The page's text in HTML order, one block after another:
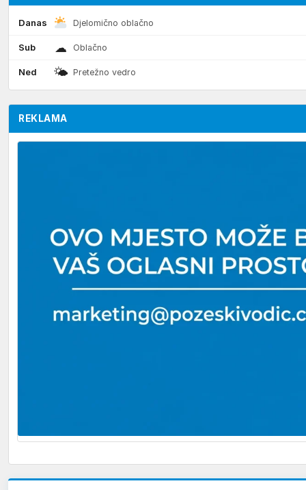
Danas Djelomično oblačno
Sub ☁ Oblačno
Ned 🌤 Pretežno vedro
REKLAMA